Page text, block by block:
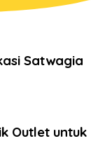
Satwagia
Outlet untuk